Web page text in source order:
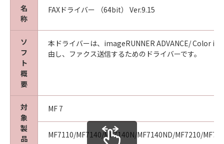
名
称
FAXドライバー （64bit） Ver.9.15
ソ
フ
ト
概
要
本ドライバーは、imageRUNNER ADVANCE/ Color
由し、ファクス送信するためのドライバーです。
対
象
製
品
MF 7
MF7110/MF7140/MF7140N/MF7140ND/MF7210/